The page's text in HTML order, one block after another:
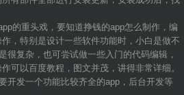
的重头戏，要知道挣钱的app怎么制作，编
，特别是设计一些软件功能时，小白是做不
很复杂，也可尝试做一些入门的代码编辑，
可以百度教程，图文并茂，讲得非常详细。
开发一个功能比较齐全的app，后台开发等